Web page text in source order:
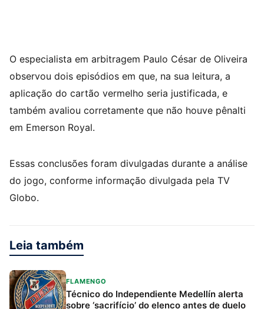
O especialista em arbitragem Paulo César de Oliveira
observou dois episódios em que, na sua leitura, a
aplicação do cartão vermelho seria justificada, e
também avaliou corretamente que não houve pênalti
em Emerson Royal.
Essas conclusões foram divulgadas durante a análise
do jogo, conforme informação divulgada pela TV
Globo.
Leia também
FLAMENGO
Técnico do Independiente Medellín alerta
sobre ‘sacrifício’ do elenco antes de duelo